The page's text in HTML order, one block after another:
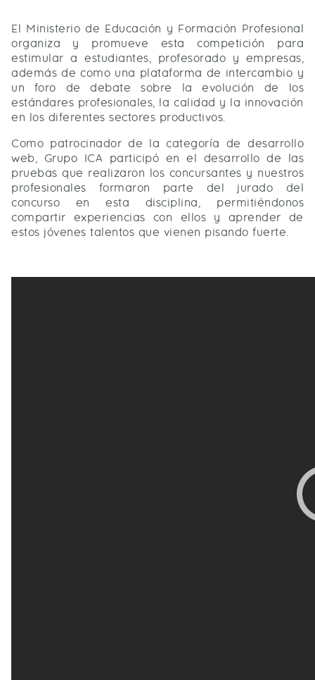
El Ministerio de Educación y Formación Profesional
organiza y promueve esta competición para
estimular a estudiantes, profesorado y empresas,
además de como una plataforma de intercambio y
un foro de debate sobre la evolución de los
estándares profesionales, la calidad y la innovación
en los diferentes sectores productivos.
Como patrocinador de la categoría de desarrollo
web, Grupo ICA participó en el desarrollo de las
pruebas que realizaron los concursantes y nuestros
profesionales formaron parte del jurado del
concurso en esta disciplina, permitiéndonos
compartir experiencias con ellos y aprender de
estos jóvenes talentos que vienen pisando fuerte.